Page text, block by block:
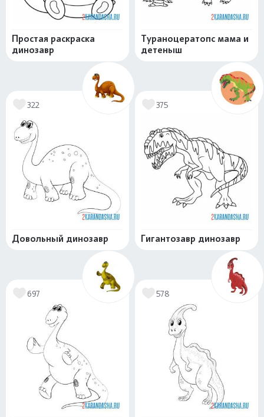
Простая раскраска
динозавр
Тураноцератопс мама и
детеныш
322
Довольный динозавр
375
Гигантозавр динозавр
697 578